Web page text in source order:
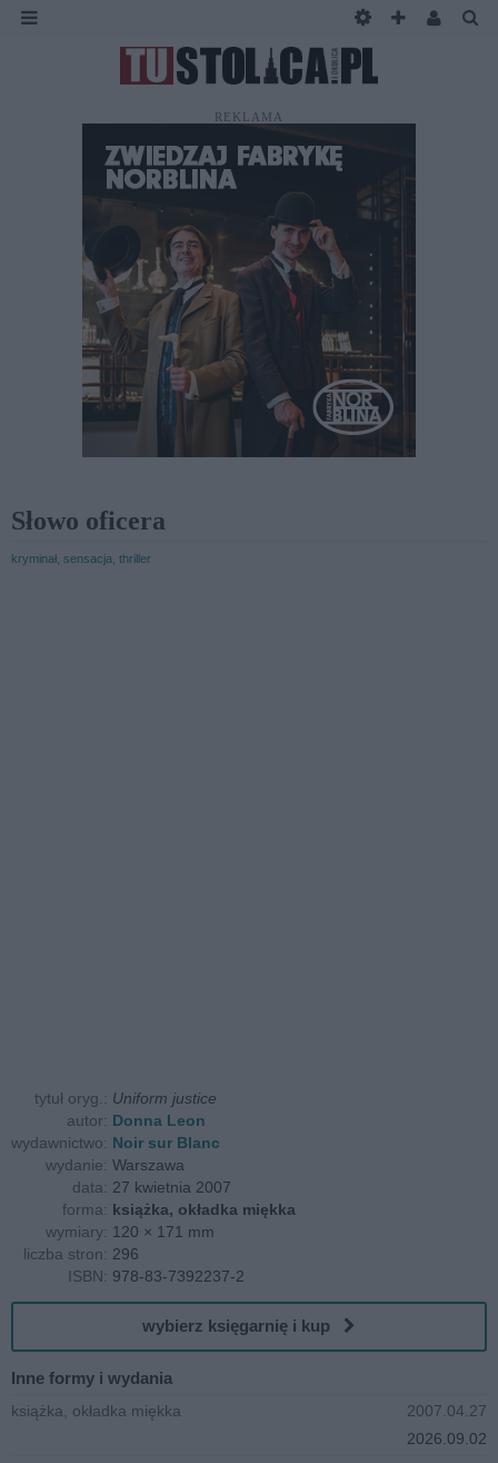
REKLAMA
Słowo oficera
kryminał, sensacja, thriller
tytuł oryg.: Uniform justice
autor: Donna Leon
wydawnictwo: Noir sur Blanc
wydanie: Warszawa
data: 27 kwietnia 2007
forma: książka, okładka miękka
wymiary: 120 × 171 mm
liczba stron: 296
ISBN: 978-83-7392237-2
wybierz księgarnię i kup
Inne formy i wydania
książka, okładka miękka
2007.04.27
2026.09.02